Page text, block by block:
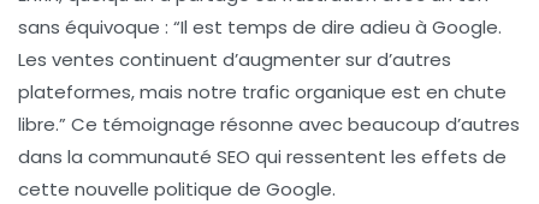
sans équivoque : “Il est temps de dire adieu à Google.
Les ventes continuent d’augmenter sur d’autres
plateformes, mais notre trafic organique est en chute
libre.” Ce témoignage résonne avec beaucoup d’autres
dans la communauté SEO qui ressentent les effets de
cette nouvelle politique de Google.